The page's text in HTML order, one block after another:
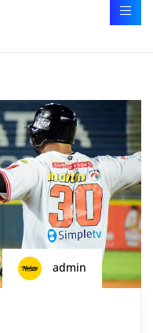
admin